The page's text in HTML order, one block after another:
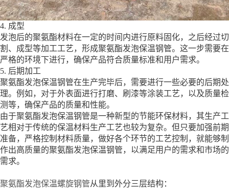
4. 成型
发泡后的聚氨酯材料在一定的时间内进行原料固化，之后经过切
割、成型等加工工艺，形成聚氨酯发泡保温钢管。这一步需要在
严格的环境下进行，确保产品符合质量标准和用户需求。
5. 后期加工
聚氨酯发泡保温钢管在生产完毕后，需要进行一些必要的后期处
理。例如，对于外表面进行打磨、刷漆等涂装工艺，以及质量检
测等，确保产品的质量和性能。
由于聚氨酯发泡保温钢管是一种新型的节能环保材料，其生产工
艺相对于传统的保温材料生产工艺也较为复杂。但只要加强前期
准备，严格控制材料质量，做好各个环节的工艺控制，就能够制
作出高质量的聚氨酯发泡保温钢管，以满足用户的需求和市场的
需求。
聚氨酯发泡保温螺旋钢管从里到外分三层结构：